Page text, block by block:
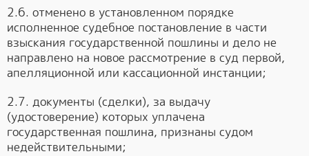
2.6. отменено в установленном порядке
исполненное судебное постановление в части
взыскания государственной пошлины и дело не
направлено на новое рассмотрение в суд первой,
апелляционной или кассационной инстанции;
2.7. документы (сделки), за выдачу
(удостоверение) которых уплачена
государственная пошлина, признаны судом
недействительными;